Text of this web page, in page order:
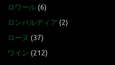
ロワール (6)
ロンバルディア (2)
ローヌ (37)
ワイン (212)